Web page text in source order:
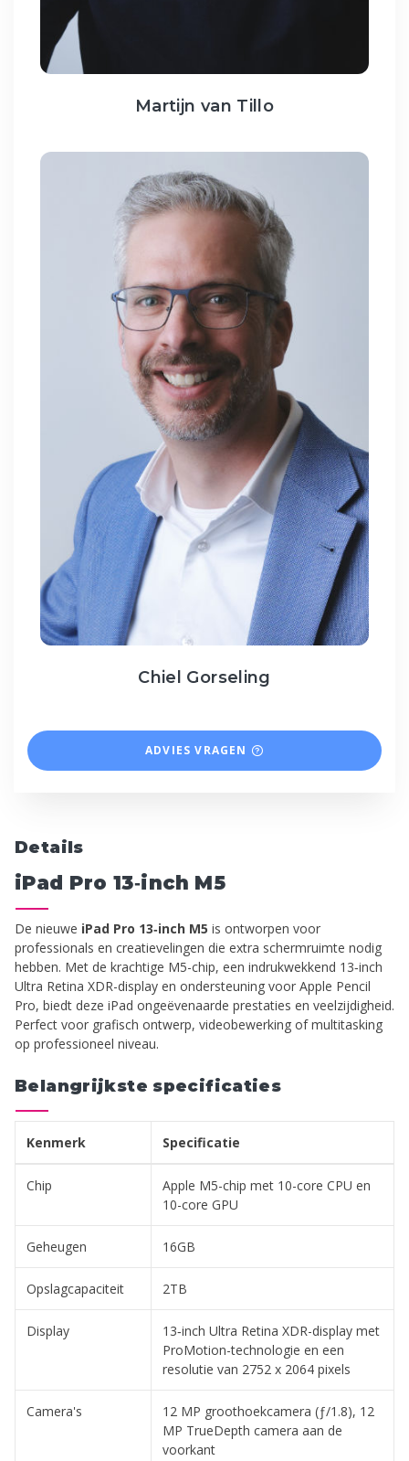
Martijn van Tillo
Chiel Gorseling
ADVIES VRAGEN
Details
iPad Pro 13‑inch M5
De nieuwe iPad Pro 13‑inch M5 is ontworpen voor
professionals en creatievelingen die extra schermruimte nodig
hebben. Met de krachtige M5-chip, een indrukwekkend 13‑inch
Ultra Retina XDR-display en ondersteuning voor Apple Pencil
Pro, biedt deze iPad ongeëvenaarde prestaties en veelzijdigheid.
Perfect voor grafisch ontwerp, videobewerking of multitasking
op professioneel niveau.
Belangrijkste specificaties
Kenmerk Specificatie
Chip
Apple M5-chip met 10-core CPU en
10-core GPU
Geheugen 16GB
Opslagcapaciteit 2TB
Display
13‑inch Ultra Retina XDR-display met
ProMotion-technologie en een
resolutie van 2752 x 2064 pixels
Camera's
12 MP groothoekcamera (ƒ/1.8), 12
MP TrueDepth camera aan de
voorkant